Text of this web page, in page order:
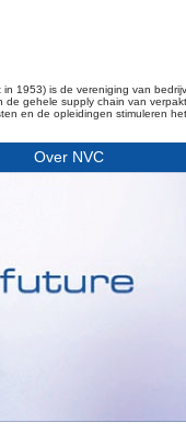
in 1953) is de vereniging van
de gehele supply chain van
en de opleidingen stimuleren
Over NVC